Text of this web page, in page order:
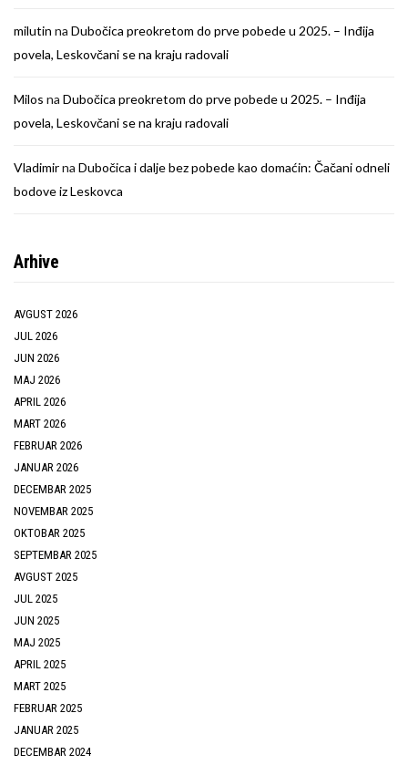
milutin na Dubočica preokretom do prve pobede u 2025. – Inđija
povela, Leskovčani se na kraju radovali
Milos na Dubočica preokretom do prve pobede u 2025. – Inđija
povela, Leskovčani se na kraju radovali
Vladimirna Dubočica i dalje bez pobede kao domaćin: Čačani odneli
bodove iz Leskovca
Arhive
AVGUST 2026
JUL 2026
JUN 2026
MAJ 2026
APRIL 2026
MART 2026
FEBRUAR 2026
JANUAR 2026
DECEMBAR 2025
NOVEMBAR 2025
OKTOBAR 2025
SEPTEMBAR 2025
AVGUST 2025
JUL 2025
JUN 2025
MAJ 2025
APRIL 2025
MART 2025
FEBRUAR 2025
JANUAR 2025
DECEMBAR 2024